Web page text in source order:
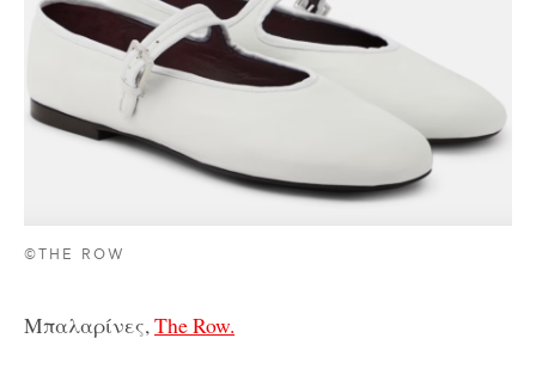
©THE ROW
Μπαλαρίνες,The Row.